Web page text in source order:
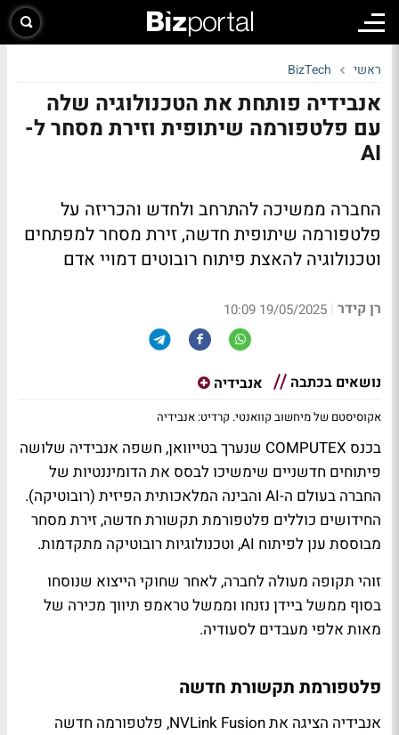
ראשי BizTech
אנבידיה פותחת את הטכנולוגיה שלה
עם פלטפורמה שיתופית וזירת מסחר ל-
AI
החברה ממשיכה להתרחב ולחדש והכריזה על
פלטפורמה שיתופית חדשה, זירת מסחר למפתחים
וטכנולוגיה להאצת פיתוח רובוטים דמויי אדם
רן קידר |
19/05/2025 10:09
נושאים בכתבה אנבידיה
אקוסיסטם של מיחשוב קוואנטי. קרדיט: אנבידיה
בכנס COMPUTEX שנערך בטייוואן, חשפה אנבידיה שלושה
פיתוחים חדשניים שימשיכו לבסס את הדומיננטיות של
החברה בעולם ה-AI והבינה המלאכותית הפיזית (רובוטיקה).
החידושים כוללים פלטפורמת תקשורת חדשה, זירת מסחר
מבוססת ענן לפיתוח AI, וטכנולוגיות רובוטיקה מתקדמות.
זוהי תקופה מעולה לחברה, לאחר שחוקי הייצוא שנוסחו
בסוף ממשל ביידן נזנחו וממשל טראמפ תיווך מכירה של
מאות אלפי מעבדים לסעודיה.
פלטפורמת תקשורת חדשה
אנבידיה הציגה את NVLink Fusion, פלטפורמה חדשה